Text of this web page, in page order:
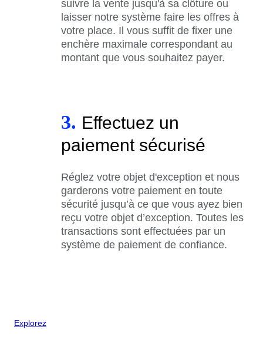
suivre la vente jusqu'à sa clôture ou
laisser notre système faire les offres à
votre place. Il vous suffit de fixer une
enchère maximale correspondant au
montant que vous souhaitez payer.
3. Effectuez un
paiement sécurisé
Réglez votre objet d'exception et nous
garderons votre paiement en toute
sécurité jusqu’à ce que vous ayez bien
reçu votre objet d’exception. Toutes les
transactions sont effectuées par un
système de paiement de confiance.
Explorez